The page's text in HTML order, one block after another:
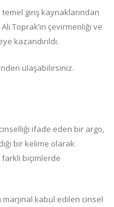
giriş kaynaklarından
Toprak’ın çevirmenliği ve
kazandırıldı.
ulaşabilirsiniz.
ifade eden bir argo,
bir kelime olarak
biçimlerde
kabul edilen cinsel